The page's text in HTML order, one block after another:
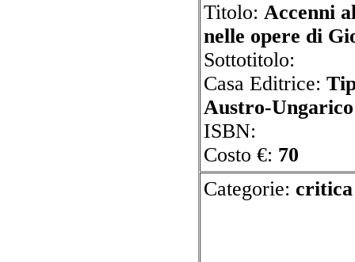
Titolo:Accenni
nelle opere di
Sottotitolo:
Casa Editrice:
Austro-
ISBN:
Costo €: 70
Categorie: